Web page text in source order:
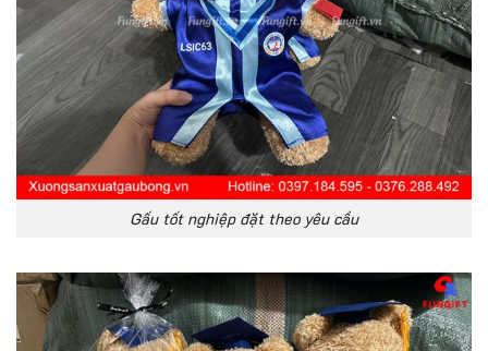
Gấu tốt nghiệp đặt theo yêu cầu